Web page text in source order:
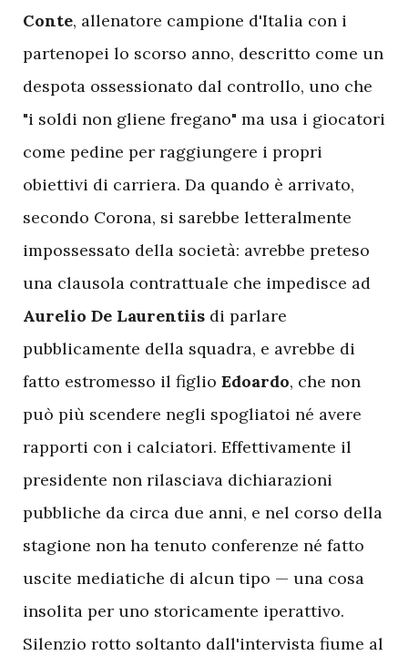
Conte, allenatore campione d'Italia con i
partenopei lo scorso anno, descritto come un
despota ossessionato dal controllo, uno che
"i soldi non gliene fregano" ma usa i giocatori
come pedine per raggiungere i propri
obiettivi di carriera. Da quando è arrivato,
secondo Corona, si sarebbe letteralmente
impossessato della società: avrebbe preteso
una clausola contrattuale che impedisce ad
Aurelio De Laurentiis di parlare
pubblicamente della squadra, e avrebbe di
fatto estromesso il figlio Edoardo, che non
può più scendere negli spogliatoi né avere
rapporti con i calciatori. Effettivamente il
presidente non rilasciava dichiarazioni
pubbliche da circa due anni, e nel corso della
stagione non ha tenuto conferenze né fatto
uscite mediatiche di alcun tipo — una cosa
insolita per uno storicamente iperattivo.
Silenzio rotto soltanto dall'intervista fiume al